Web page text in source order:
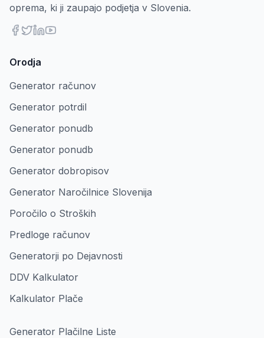
oprema, ki ji zaupajo podjetja v Slovenia.
Orodja
Generator računov
Generator potrdil
Generator ponudb
Generator ponudb
Generator dobropisov
Generator Naročilnice Slovenija
Poročilo o Stroških
Predloge računov
Generatorji po Dejavnosti
DDV Kalkulator
Kalkulator Plače
Generator Plačilne Liste